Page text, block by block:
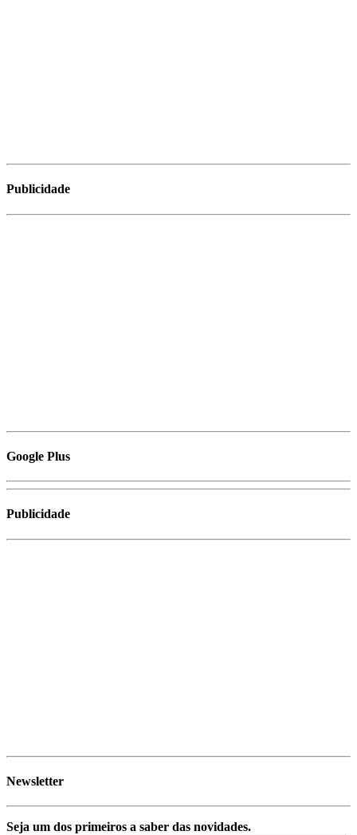
Publicidade
Google Plus
Publicidade
Newsletter
Seja um dos primeiros a saber das novidades.